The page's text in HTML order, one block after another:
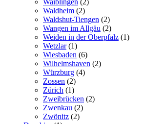
Waiblingen (2)
Waldheim (2)
Waldshut-Tiengen (2)
Wangen im Allgäu (2)
Weiden in der Oberpfalz (1)
Wetzlar(1)
Wiesbaden (6)
Wilhelmshaven (2)
Würzburg (4)
Zossen (2)
Zürich (1)
Zweibrücken (2)
Zwenkau (2)
Zwönitz (2)